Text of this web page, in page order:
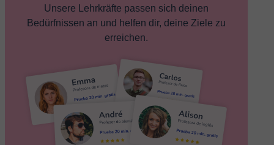
Unsere Lehrkräfte passen sich deinen
Bedürfnissen an und helfen dir, deine Ziele zu
erreichen.